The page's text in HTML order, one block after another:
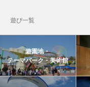
遊び一覧
遊園地・
テーマパーク・美術館